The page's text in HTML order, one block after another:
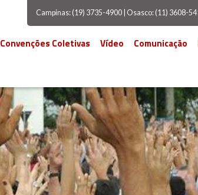
Campinas: (19) 3735-4900 | Osasco: (11) 3608-
Convenções Coletivas Vídeo Comunicação